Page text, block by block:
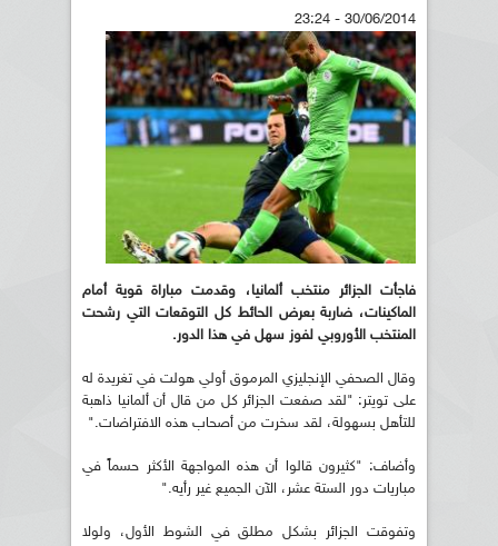
30/06/2014 - 23:24
فاجأت الجزائر منتخب ألمانيا، وقدمت مباراة قوية أمام
الماكينات، ضاربة بعرض الحائط كل التوقعات التي رشحت
المنتخب الأوروبي لفوز سهل في هذا الدور.
وقال الصحفي الإنجليزي المرموق أولي هولت في تغريدة له
على تويتر: "لقد صفعت الجزائر كل من قال أن ألمانيا ذاهبة
للتأهل بسهولة، لقد سخرت من أصحاب هذه الافتراضات."
وأضاف: "كثيرون قالوا أن هذه المواجهة الأكثر حسماً في
مباريات دور الستة عشر، الآن الجميع غير رأيه."
وتفوقت الجزائر بشكل مطلق في الشوط الأول، ولولا